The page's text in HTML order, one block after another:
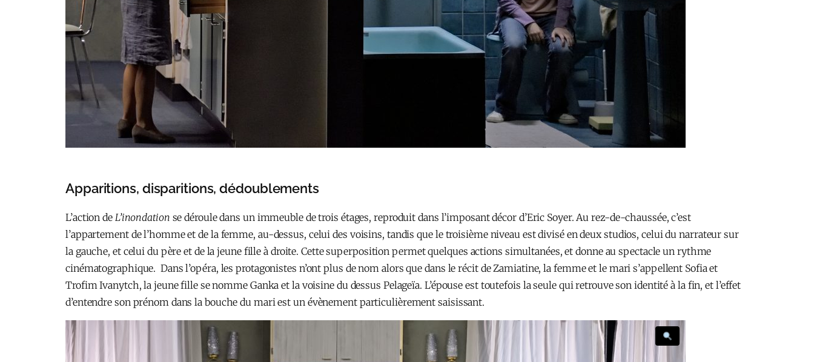
Apparitions, disparitions, dédoublements
L’action de L’inondation se déroule dans un immeuble de trois étages, reproduit dans l’imposant décor d’Eric Soyer. Au rez-de-chaussée, c’est
l’appartement de l’homme et de la femme, au-dessus, celui des voisins, tandis que le troisième niveau est divisé en deux studios, celui du narrateur sur
la gauche, et celui du père et de la jeune fille à droite. Cette superposition permet quelques actions simultanées, et donne au spectacle un rythme
cinématographique. Dans l’opéra, les protagonistes n’ont plus de nom alors que dans le récit de Zamiatine, la femme et le mari s’appellent Sofia et
Trofim Ivanytch, la jeune fille se nomme Ganka et la voisine du dessus Pelageïa. L’épouse est toutefois la seule qui retrouve son identité à la fin, et l’effet
d’entendre son prénom dans la bouche du mari est un évènement particulièrement saisissant.